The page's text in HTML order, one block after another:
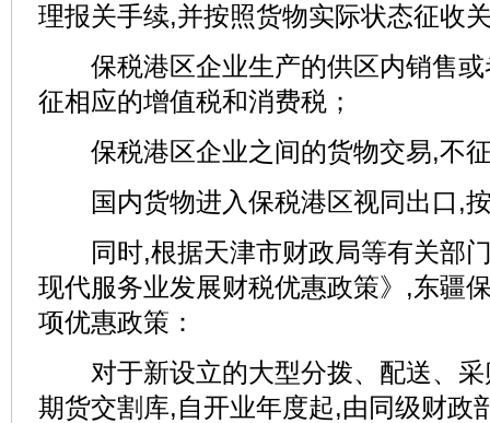
理报关手续,并按照货物实际状态征收
保税港区企业生产的供区内销售或
征相应的增值税和消费税；
保税港区企业之间的货物交易,不征
国内货物进入保税港区视同出口,按
同时,根据天津市财政局等有关部门
现代服务业发展财税优惠政策》,东疆
项优惠政策：
对于新设立的大型分拨、配送、采
期货交割库,自开业年度起,由同级财政